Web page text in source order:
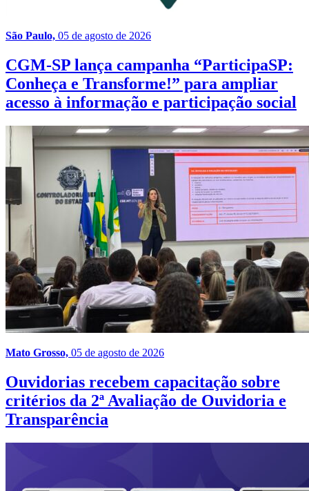
São Paulo, 05 de agosto de 2026
CGM-SP lança campanha “ParticipaSP:
Conheça e Transforme!” para ampliar
acesso à informação e participação social
Mato Grosso, 05 de agosto de 2026
Ouvidorias recebem capacitação sobre
critérios da 2ª Avaliação de Ouvidoria e
Transparência